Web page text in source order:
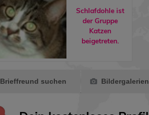
Schlafdohle ist
der Gruppe
Katzen
beigetreten.
Brieffreund suchen Bildergalerien